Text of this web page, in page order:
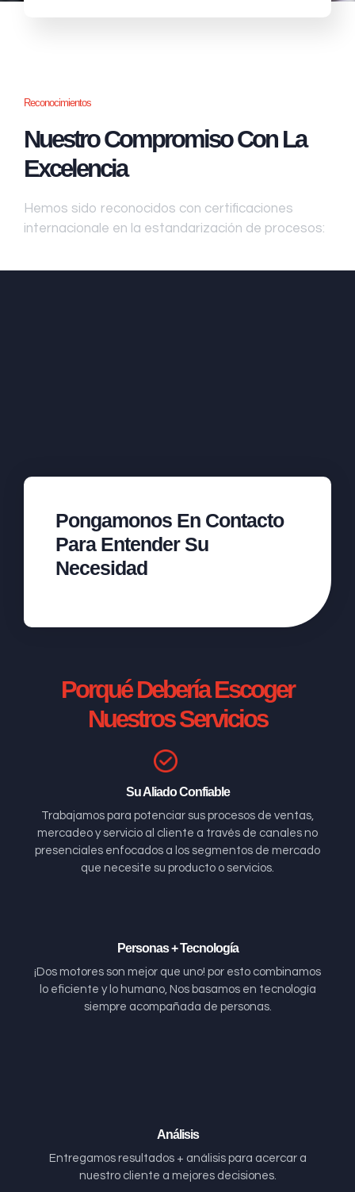
Reconocimientos
Nuestro Compromiso Con La
Excelencia
Hemos sido reconocidos con certificaciones
internacionale en la estandarización de procesos:
Pongamonos En Contacto
Para Entender Su
Necesidad
Porqué Debería Escoger
Nuestros Servicios
Su Aliado Confiable
Trabajamos para potenciar sus procesos de ventas,
mercadeo y servicio al cliente a través de canales no
presenciales enfocados a los segmentos de mercado
que necesite su producto o servicios.
Personas + Tecnología
¡Dos motores son mejor que uno! por esto combinamos
lo eficiente y lo humano, Nos basamos en tecnología
siempre acompañada de personas.
Análisis
Entregamos resultados + análisis para acercar a
nuestro cliente a mejores decisiones.